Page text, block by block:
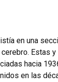
en una
Estas
hacia
en las